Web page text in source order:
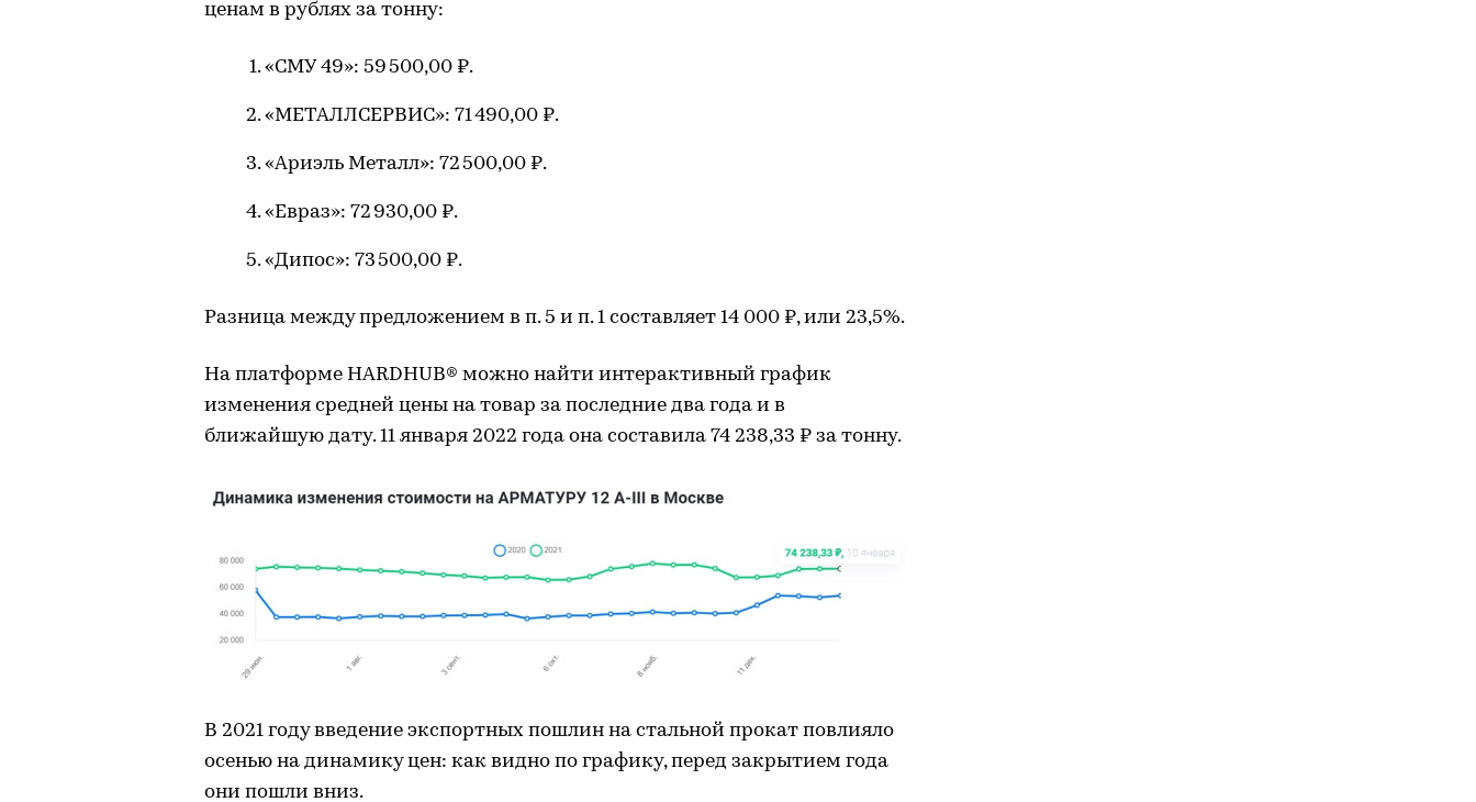
ценам в рублях за тонну:
«СМУ 49»: 59 500,00 ₽.
«МЕТАЛЛСЕРВИС»: 71 490,00 ₽.
«Ариэль Металл»: 72 500,00 ₽.
«Евраз»: 72 930,00 ₽.
«Дипос»: 73 500,00 ₽.
Разница между предложением в п. 5 и п. 1 составляет 14 000 ₽, или 23,5%.
На платформе HARDHUB® можно найти интерактивный график
изменения средней цены на товар за последние два года и в
ближайшую дату. 11 января 2022 года она составила 74 238,33 ₽ за тонну.
В 2021 году введение экспортных пошлин на стальной прокат повлияло
осенью на динамику цен: как видно по графику, перед закрытием года
они пошли вниз.